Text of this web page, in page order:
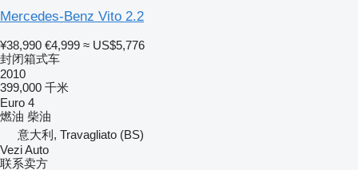
Mercedes-Benz Vito 2.2
¥38,990 €4,999 ≈ US$5,776
封闭箱式车
2010
399,000 千米
Euro 4
燃油 柴油
意大利, Travagliato (BS)
Vezi Auto
联系卖方